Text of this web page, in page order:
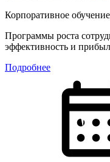
Корпоративное обучение
Программы роста
эффективность и
Подробнее